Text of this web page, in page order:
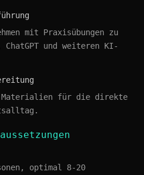
mit Praxisübungen zu
ChatGPT und weiteren KI-
Materialien für die direkte
optimal 8-20